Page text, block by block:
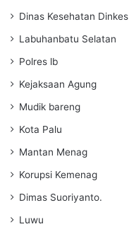
Dinas Kesehatan Dinkes
Labuhanbatu Selatan
Polres lb
Kejaksaan Agung
Mudik bareng
Kota Palu
Mantan Menag
Korupsi Kemenag
Dimas Suoriyanto.
Luwu